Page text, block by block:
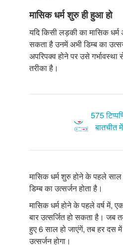
मासिक धर्म शुरु ही हुआ हो
यदि किसी लड़की का मासिक धर्म
सकता है उनमें अभी डिम्ब का
अपरिपक्व होने पर उसे
तरीका है।
575
बातचीत
मासिक धर्म शुरु होने के पहले
डिम्ब का उत्सर्जन होता है।
मासिक धर्म होने के पहले वर्ष में,
बार उत्सर्जित हो सकता है। जब
हुए 6 साल हो जाएंगें, तब हर दस में
उत्सर्जन होगा।